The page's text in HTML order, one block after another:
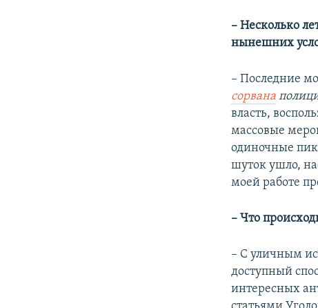
– Несколько
нынешних
– Последние
сорвана
власть,
массовые
одиночные
шуток ушло,
моей работе
– Что
– С уличным
доступный
интересных